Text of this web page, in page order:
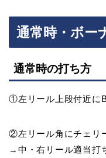
通常時・ボー
通常時の打ち方
①左リール上段付近に
②左リール角にチェリ
→中・右リール適当打